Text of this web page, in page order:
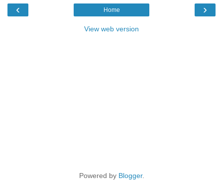
‹ ›
Home
View web version
Powered by Blogger.